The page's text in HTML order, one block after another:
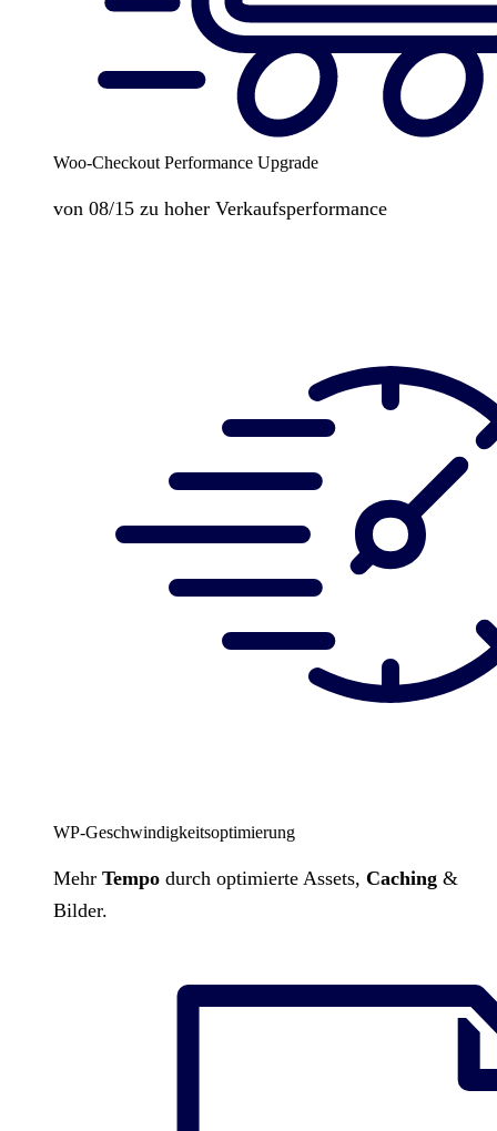
Woo-Checkout Performance Upgrade
von 08/15 zu hoher Verkaufsperformance
WP-Geschwindigkeitsoptimierung
Mehr Tempo durch optimierte Assets, Caching &
Bilder.